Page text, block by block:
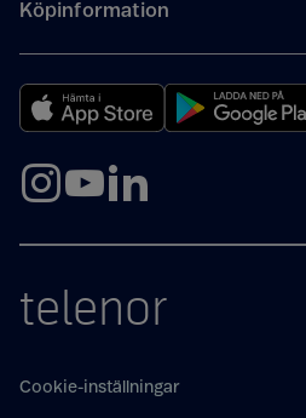
Köpinformation
telenor
Cookie-inställningar